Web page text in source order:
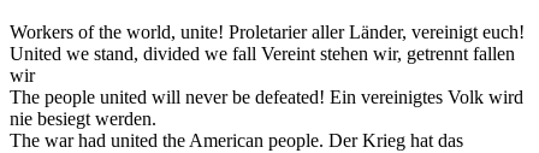
Workers of the world, unite! Proletarier aller Länder, vereinigt euch!
United we stand, divided we fall Vereint stehen wir, getrennt fallen
wir
The people united will never be defeated! Ein vereinigtes Volk wird
nie besiegt werden.
The war had united the American people. Der Krieg hat das